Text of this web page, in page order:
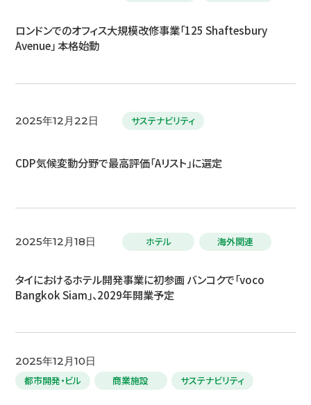
ロンドンでのオフィス大規模改修事業「125 Shaftesbury
Avenue」 本格始動
2025年12月22日 サステナビリティ
CDP気候変動分野で最高評価「Aリスト」に選定
2025年12月18日 ホテル 海外関連
タイにおけるホテル開発事業に初参画 バンコクで「voco
Bangkok Siam」、2029年開業予定
2025年12月10日
都市開発・ビル
商業施設 サステナビリティ